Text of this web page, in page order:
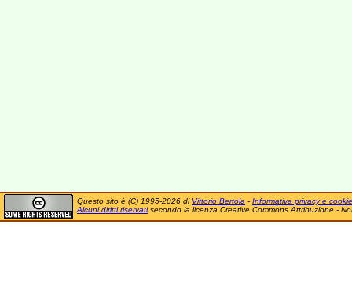
Questo sito è (C) 1995-2026 di Vittorio Bertola - Informativa privacy e cookie
Alcuni diritti riservatisecondo la licenza Creative Commons Attribuzione -